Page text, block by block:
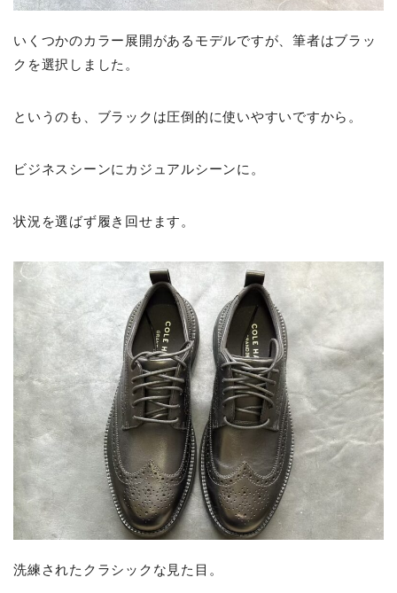
いくつかのカラー展開があるモデルですが、筆者はブラッ
クを選択しました。
というのも、ブラックは圧倒的に使いやすいですから。
ビジネスシーンにカジュアルシーンに。
状況を選ばず履き回せます。
洗練されたクラシックな見た目。